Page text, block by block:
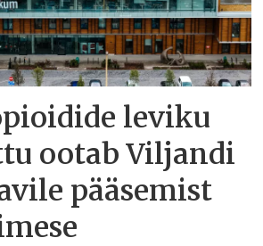
leviku
ootab Viljandi
pääsemist